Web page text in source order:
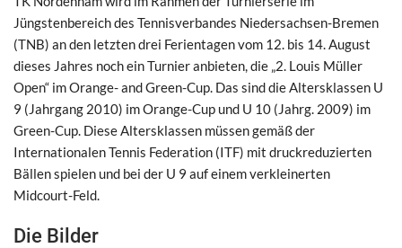
Jüngstenbereich des Tennisverbandes Niedersachsen-Bremen
(TNB) an den letzten drei Ferientagen vom 12. bis 14. August
dieses Jahres noch ein Turnier anbieten, die „2. Louis Müller
Open“ im Orange- and Green-Cup. Das sind die Altersklassen U
9 (Jahrgang 2010) im Orange-Cup und U 10 (Jahrg. 2009) im
Green-Cup. Diese Altersklassen müssen gemäß der
Internationalen Tennis Federation (ITF) mit druckreduzierten
Bällen spielen und bei der U 9 auf einem verkleinerten
Midcourt-Feld.
Die Bilder